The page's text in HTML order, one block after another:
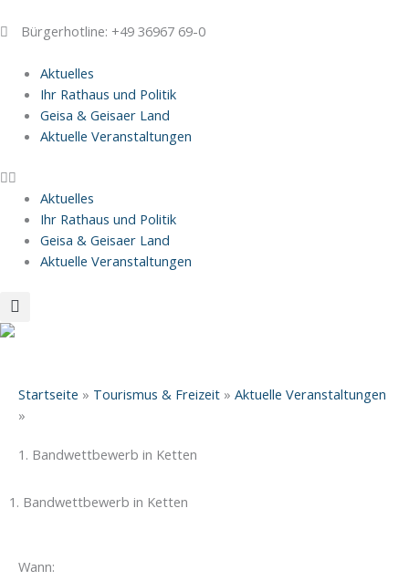
InhaltBürgerhotline: +49 36967 69-0
Aktuelles
Ihr Rathaus und Politik
Geisa & Geisaer Land
Aktuelle Veranstaltungen
Aktuelles
Ihr Rathaus und Politik
Geisa & Geisaer Land
Aktuelle Veranstaltungen
Startseite » Tourismus & Freizeit » Aktuelle Veranstaltungen
»
1. Bandwettbewerb in Ketten
1. Bandwettbewerb in Ketten
Wann: